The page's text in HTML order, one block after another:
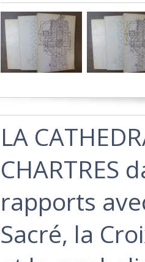
‎LA
CHARTRES
rapports
Sacré, la